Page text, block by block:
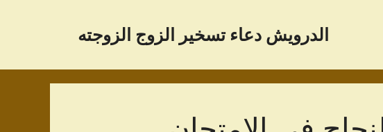
الدرویش دعاء تسخير الزوج الزوجته